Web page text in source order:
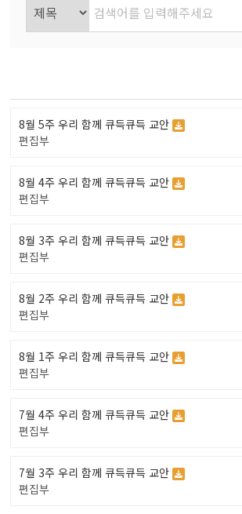
8월 5주 우리 함께 큐득큐득 교안
편집부
8월 4주 우리 함께 큐득큐득 교안
편집부
8월 3주 우리 함께 큐득큐득 교안
편집부
8월 2주 우리 함께 큐득큐득 교안
편집부
8월 1주 우리 함께 큐득큐득 교안
편집부
7월 4주 우리 함께 큐득큐득 교안
편집부
7월 3주 우리 함께 큐득큐득 교안
편집부